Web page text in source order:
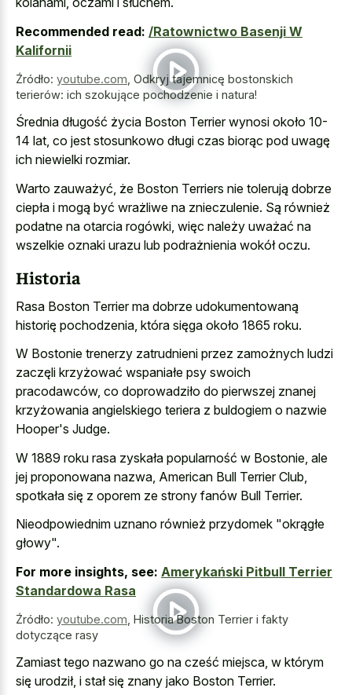
Recommended read: /Ratownictwo Basenji W
Kalifornii
Źródło: youtube.com Odkryj tajemnicę bostonskich
terierów: ich szokujące pochodzenie i natura!
Średnia długość życia Boston Terrier wynosi około 10-
14 lat, co jest stosunkowo długi czas biorąc pod uwagę
ich niewielki rozmiar.
Warto zauważyć, że Boston Terriers nie tolerują dobrze
ciepła i mogą być wrażliwe na znieczulenie. Są również
podatne na otarcia rogówki, więc należy uważać na
wszelkie oznaki urazu lub podrażnienia wokół oczu.
Historia
Rasa Boston Terrier ma dobrze udokumentowaną
historię pochodzenia, która sięga około 1865 roku.
W Bostonie trenerzy zatrudnieni przez zamożnych ludzi
zaczęli krzyżować wspaniałe psy swoich
pracodawców, co doprowadziło do pierwszej znanej
krzyżowania angielskiego teriera z buldogiem o nazwie
Hooper's Judge.
W 1889 roku rasa zyskała popularność w Bostonie, ale
jej proponowana nazwa, American Bull Terrier Club,
spotkała się z oporem ze strony fanów Bull Terrier.
Nieodpowiednim uznano również przydomek "okrągłe
głowy".
For more insights, see: Amerykański Pitbull Terrier
Standardowa Rasa
Źródło: youtube.com Historia Boston Terrier i fakty
dotyczące rasy
Zamiast tego nazwano go na cześć miejsca, w którym
się urodził, i stał się znany jako Boston Terrier.